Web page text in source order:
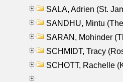
SALA, Adrien (St.
SANDHU, Mintu
SARAN, Mohinder
SCHMIDT, Tracy
SCHOTT, Rachelle